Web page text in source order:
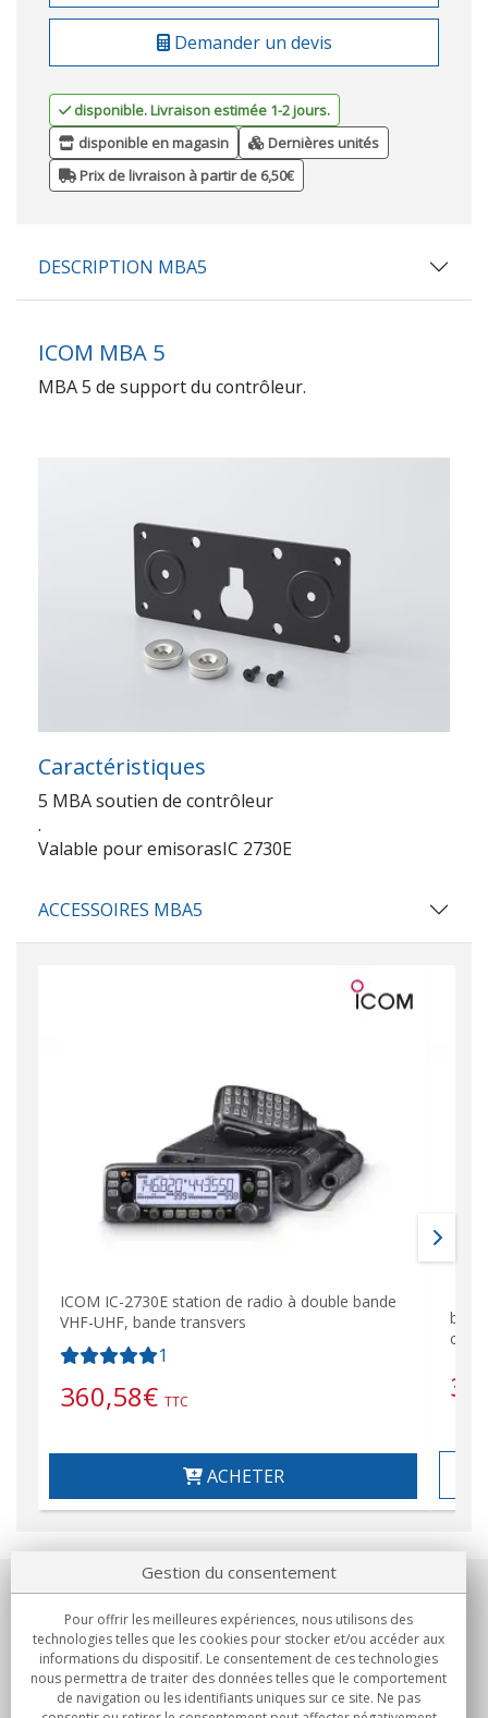
Demander un devis
disponible. Livraison estimée 1-2 jours.
disponible en magasin
Dernières unités
Prix de livraison à partir de 6,50€
DESCRIPTION MBA5
ICOM MBA 5
MBA 5 de support du contrôleur.
Caractéristiques
5 MBA soutien de contrôleur
.
Valable pour emisorasIC 2730E
ACCESSOIRES MBA5
ICOM IC-2730E station de radio à double bande
VHF-UHF, bande transvers
1
360,58€ TTC
ACHETER
Notre société
Engagements
Achats
Gestion du consentement
Pour offrir les meilleures expériences, nous utilisons des
technologies telles que les cookies pour stocker et/ou accéder aux
informations du dispositif. Le consentement de ces technologies
nous permettra de traiter des données telles que le comportement
de navigation ou les identifiants uniques sur ce site. Ne pas